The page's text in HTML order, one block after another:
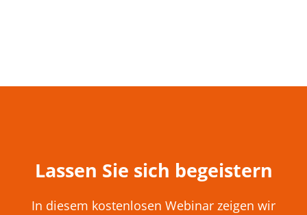
Lassen Sie sich begeistern
In diesem kostenlosen Webinar zeigen wir